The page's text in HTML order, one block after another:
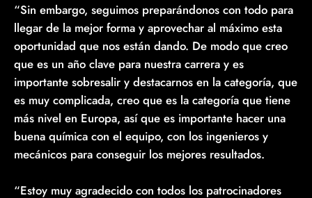
“Sin embargo, seguimos preparándonos con todo para
llegar de la mejor forma y aprovechar al máximo esta
oportunidad que nos están dando. De modo que creo
que es un año clave para nuestra carrera y es
importante sobresalir y destacarnos en la categoría, que
es muy complicada, creo que es la categoría que tiene
más nivel en Europa, así que es importante hacer una
buena química con el equipo, con los ingenieros y
mecánicos para conseguir los mejores resultados.
“Estoy muy agradecido con todos los patrocinadores